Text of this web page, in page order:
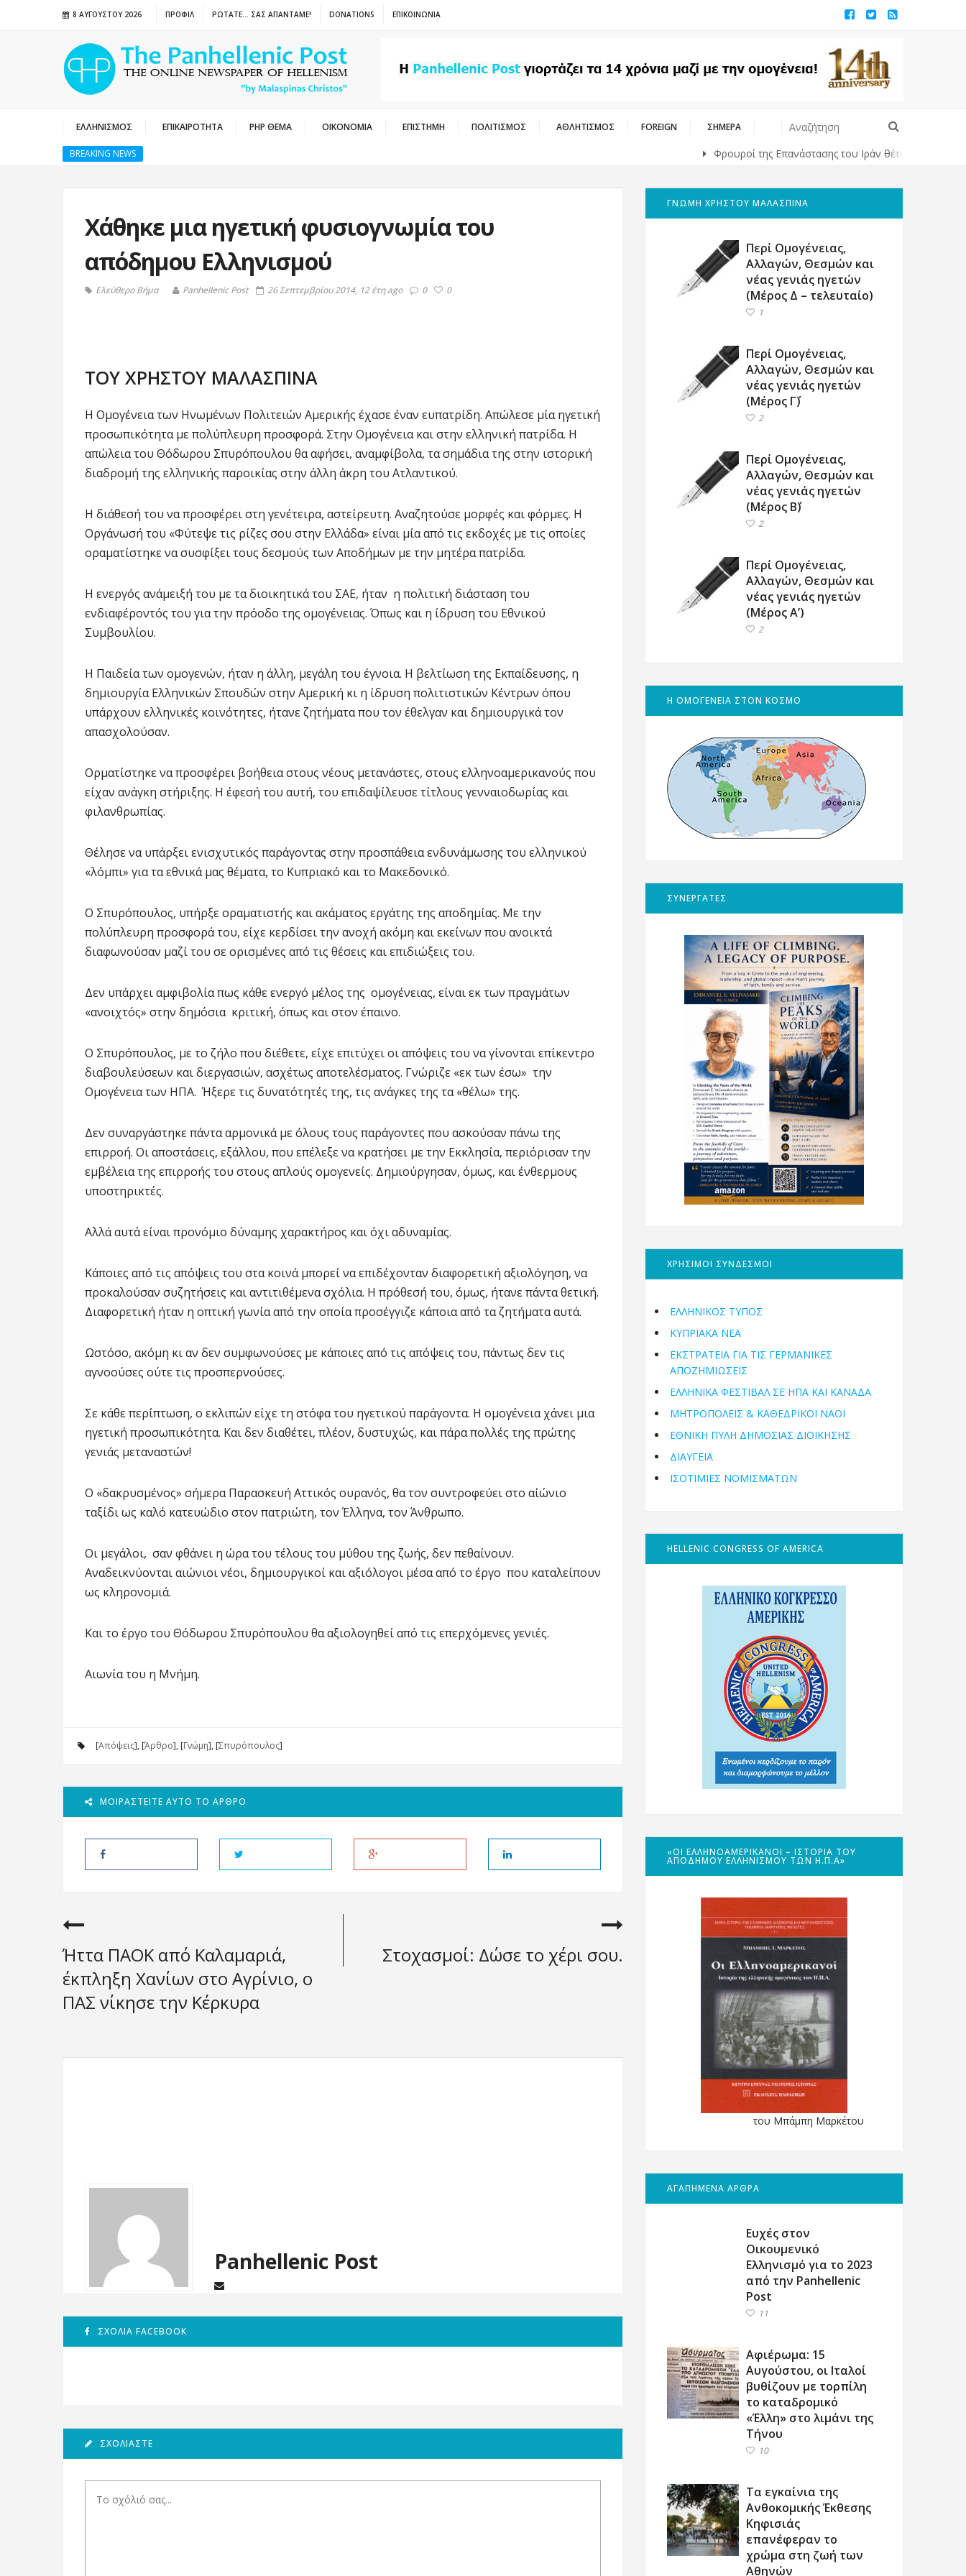
8 ΑΥΓΟΎΣΤΟΥ 2026 ΠΡΟΦΙΛ ΡΩΤΑΤΕ… ΣΑΣ ΑΠΑΝΤΑΜΕ! DONATIONS ΕΠΙΚΟΙΝΩΝΙΑ
ΕΛΛΗΝΙΣΜΟΣ ΕΠΙΚΑΙΡΟΤΗΤΑ PHP ΘΕΜΑ ΟΙΚΟΝΟΜΙΑ ΕΠΙΣΤΗΜΗ ΠΟΛΙΤΙΣΜΟΣ ΑΘΛΗΤΙΣΜΟΣ FOREIGN ΣΗΜΕΡΑ
BREAKING NEWS Φρουροί της Επανάστασης του Ιράν θέτουν όρους στις ΗΠΑ
Χάθηκε μια ηγετική φυσιογνωμία του
απόδημου Ελληνισμού
Ελεύθερο Βήμα Panhellenic Post 26 Σεπτεμβρίου 2014, 12 έτη ago 0 0
ΤΟΥ ΧΡΗΣΤΟΥ ΜΑΛΑΣΠΙΝΑ
Η Ομογένεια των Ηνωμένων Πολιτειών Αμερικής έχασε έναν ευπατρίδη. Απώλεσε μία ηγετική
προσωπικότητα με πολύπλευρη προσφορά. Στην Ομογένεια και στην ελληνική πατρίδα. Η
απώλεια του Θόδωρου Σπυρόπουλου θα αφήσει, αναμφίβολα, τα σημάδια της στην ιστορική
διαδρομή της ελληνικής παροικίας στην άλλη άκρη του Ατλαντικού.
Η διάθεσή του να προσφέρει στη γενέτειρα, αστείρευτη. Αναζητούσε μορφές και φόρμες. Η
Οργάνωσή του «Φύτεψε τις ρίζες σου στην Ελλάδα» είναι μία από τις εκδοχές με τις οποίες
οραματίστηκε να συσφίξει τους δεσμούς των Αποδήμων με την μητέρα πατρίδα.
Η ενεργός ανάμειξή του με τα διοικητικά του ΣΑΕ, ήταν η πολιτική διάσταση του
ενδιαφέροντός του για την πρόοδο της ομογένειας. Όπως και η ίδρυση του Εθνικού
Συμβουλίου.
Η Παιδεία των ομογενών, ήταν η άλλη, μεγάλη του έγνοια. Η βελτίωση της Εκπαίδευσης, η
δημιουργία Ελληνικών Σπουδών στην Αμερική κι η ίδρυση πολιτιστικών Κέντρων όπου
υπάρχουν ελληνικές κοινότητες, ήτανε ζητήματα που τον έθελγαν και δημιουργικά τον
απασχολούσαν.
Ορματίστηκε να προσφέρει βοήθεια στους νέους μετανάστες, στους ελληνοαμερικανούς που
είχαν ανάγκη στήριξης. Η έφεσή του αυτή, του επιδαψίλευσε τίτλους γενναιοδωρίας και
φιλανθρωπίας.
Θέλησε να υπάρξει ενισχυτικός παράγοντας στην προσπάθεια ενδυνάμωσης του ελληνικού
«λόμπι» για τα εθνικά μας θέματα, το Κυπριακό και το Μακεδονικό.
Ο Σπυρόπουλος, υπήρξε οραματιστής και ακάματος εργάτης της αποδημίας. Με την
πολύπλευρη προσφορά του, είχε κερδίσει την ανοχή ακόμη και εκείνων που ανοικτά
διαφωνούσαν μαζί του σε ορισμένες από τις θέσεις και επιδιώξεις του.
Δεν υπάρχει αμφιβολία πως κάθε ενεργό μέλος της ομογένειας, είναι εκ των πραγμάτων
«ανοιχτός» στην δημόσια κριτική, όπως και στον έπαινο.
Ο Σπυρόπουλος, με το ζήλο που διέθετε, είχε επιτύχει οι απόψεις του να γίνονται επίκεντρο
διαβουλεύσεων και διεργασιών, ασχέτως αποτελέσματος. Γνώριζε «εκ των έσω» την
Ομογένεια των ΗΠΑ. Ήξερε τις δυνατότητές της, τις ανάγκες της τα «θέλω» της.
Δεν συναργάστηκε πάντα αρμονικά με όλους τους παράγοντες που ασκούσαν πάνω της
επιρροή. Οι αποστάσεις, εξάλλου, που επέλεξε να κρατήσει με την Εκκλησία, περιόρισαν την
εμβέλεια της επιρροής του στους απλούς ομογενείς. Δημιούργησαν, όμως, και ένθερμους
υποστηρικτές.
Αλλά αυτά είναι προνόμιο δύναμης χαρακτήρος και όχι αδυναμίας.
Κάποιες από τις απόψεις του στα κοινά μπορεί να επιδέχονταν διαφορετική αξιολόγηση, να
προκαλούσαν συζητήσεις και αντιτιθέμενα σχόλια. Η πρόθεσή του, όμως, ήτανε πάντα θετική.
Διαφορετική ήταν η οπτική γωνία από την οποία προσέγγιζε κάποια από τα ζητήματα αυτά.
Ωστόσο, ακόμη κι αν δεν συμφωνούσες με κάποιες από τις απόψεις του, πάντως δεν τις
αγνοούσες ούτε τις προσπερνούσες.
Σε κάθε περίπτωση, ο εκλιπών είχε τη στόφα του ηγετικού παράγοντα. Η ομογένεια χάνει μια
ηγετική προσωπικότητα. Και δεν διαθέτει, πλέον, δυστυχώς, και πάρα πολλές της πρώτης
γενιάς μεταναστών!
Ο «δακρυσμένος» σήμερα Παρασκευή Αττικός ουρανός, θα τον συντροφεύει στο αίώνιο
ταξίδι ως καλό κατευώδιο στον πατριώτη, τον Έλληνα, τον Άνθρωπο.
Οι μεγάλοι, σαν φθάνει η ώρα του τέλους του μύθου της ζωής, δεν πεθαίνουν.
Αναδεικνύονται αιώνιοι νέοι, δημιουργικοί και αξιόλογοι μέσα από το έργο που καταλείπουν
ως κληρονομιά.
Και το έργο του Θόδωρου Σπυρόπουλου θα αξιολογηθεί από τις επερχόμενες γενιές.
Αιωνία του η Μνήμη.
[Απόψεις], [Άρθρο], [Γνώμη], [Σπυρόπουλος]
ΜΟΙΡΑΣΤΕΊΤΕ ΑΥΤΌ ΤΟ ΆΡΘΡΟ
Ήττα ΠΑΟΚ από Καλαμαριά,
έκπληξη Χανίων στο Αγρίνιο, ο
ΠΑΣ νίκησε την Κέρκυρα
Στοχασμοί: Δώσε το χέρι σου.
Panhellenic Post
ΣΧΌΛΙΑ FACEBOOK
ΣΧΟΛΙΆΣΤΕ
ΓΝΩΜΗ ΧΡΗΣΤΟΥ ΜΑΛΑΣΠΙΝΑ
Περί Ομογένειας,
Αλλαγών, Θεσμών και
νέας γενιάς ηγετών
(Μέρος Δ – τελευταίο)
1
Περί Ομογένειας,
Αλλαγών, Θεσμών και
νέας γενιάς ηγετών
(Μέρος Γ΄)
2
Περί Ομογένειας,
Αλλαγών, Θεσμών και
νέας γενιάς ηγετών
(Μέρος Β΄)
2
Περί Ομογένειας,
Αλλαγών, Θεσμών και
νέας γενιάς ηγετών
(Μέρος Α’)
2
Η ΟΜΟΓΕΝΕΙΑ ΣΤΟΝ ΚΟΣΜΟ
ΣΥΝΕΡΓΑΤΕΣ
ΧΡΗΣΙΜΟΙ ΣΥΝΔΕΣΜΟΙ
ΕΛΛΗΝΙΚΟΣ ΤΥΠΟΣ
ΚΥΠΡΙΑΚΑ ΝΕΑ
ΕΚΣΤΡΑΤΕΙΑ ΓΙΑ ΤΙΣ ΓΕΡΜΑΝΙΚΕΣ
ΑΠΟΖΗΜΙΩΣΕΙΣ
ΕΛΛΗΝΙΚΆ ΦΕΣΤΙΒΆΛ ΣΕ ΗΠΑ ΚΑΙ ΚΑΝΑΔΑ
ΜΗΤΡΟΠΌΛΕΙΣ & ΚΑΘΕΔΡΙΚΟΊ ΝΑΟΊ
ΕΘΝΙΚΉ ΠΎΛΗ ΔΗΜΌΣΙΑΣ ΔΙΟΊΚΗΣΗΣ
ΔΙΑΥΓΕΙΑ
ΙΣΟΤΙΜΙΕΣ ΝΟΜΙΣΜΑΤΩΝ
HELLENIC CONGRESS OF AMERICA
«ΟΙ ΕΛΛΗΝΟΑΜΕΡΙΚΑΝΟΊ – ΙΣΤΟΡΊΑ ΤΟΥ
ΑΠΌΔΗΜΟΥ ΕΛΛΗΝΙΣΜΟΎ ΤΩΝ Η.Π.Α»
του Μπάμπη Μαρκέτου
ΑΓΑΠΗΜΕΝΑ ΑΡΘΡΑ
Ευχές στον
Οικουμενικό
Ελληνισμό για το 2023
από την Panhellenic
Post
11
Αφιέρωμα: 15
Αυγούστου, οι Ιταλοί
βυθίζουν με τορπίλη
το καταδρομικό
«Έλλη» στο λιμάνι της
Τήνου
10
Τα εγκαίνια της
Ανθοκομικής Έκθεσης
Κηφισιάς
επανέφεραν το
χρώμα στη ζωή των
Αθηνών